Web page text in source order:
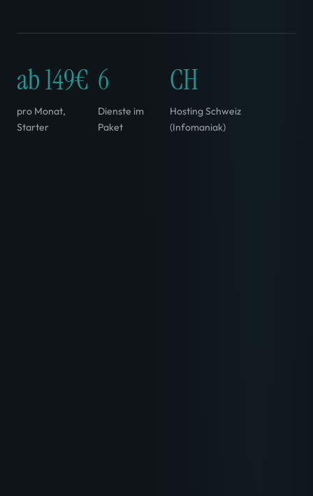
ab 149€
pro Monat,
Starter
6
Dienste im
Paket
CH
Hosting Schweiz
(Infomaniak)